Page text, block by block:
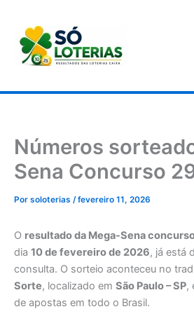
conteúdo
Números
Sena Concurso
Por soloterias /fevereiro 11, 2026
O resultado da Mega-Sena
dia 10 de fevereiro de 2026, já está
consulta. O sorteio aconteceu no
Sorte, localizado em São Paulo – SP,
de apostas em todo o Brasil.